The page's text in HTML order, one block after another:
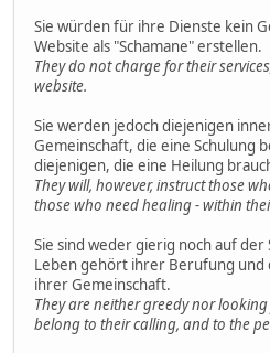
Sie würden für ihre Dienste kein
Website als "Schamane" erstellen.
They do not charge for their
website.
Sie werden jedoch diejenigen
Gemeinschaft, die eine Schulung
diejenigen, die eine Heilung
They will, however, instruct those
those who need healing - within
Sie sind weder gierig noch auf
Leben gehört ihrer Berufung und
ihrer Gemeinschaft.
They are neither greedy nor
belong to their calling, and to the